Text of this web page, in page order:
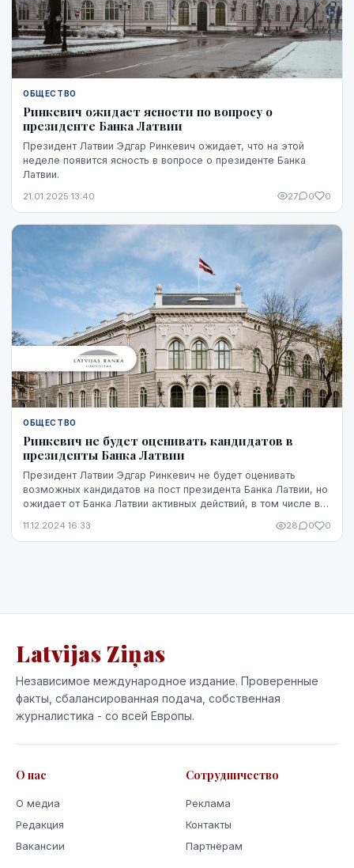
ОБЩЕСТВО
Ринкевич ожидает ясности по вопросу о
президенте Банка Латвии
Президент Латвии Эдгар Ринкевич ожидает, что на этой
неделе появится ясность в вопросе о президенте Банка
Латвии.
21.01.2025 13:40 27 0 0
ОБЩЕСТВО
Ринкевич не будет оценивать кандидатов в
президенты Банка Латвии
Президент Латвии Эдгар Ринкевич не будет оценивать
возможных кандидатов на пост президента Банка Латвии, но
ожидает от Банка Латвии активных действий, в том числе в
11.12.2024 16:33 28 0 0
Latvijas Ziņas
Независимое международное издание. Проверенные
факты, сбалансированная подача, собственная
журналистика - со всей Европы.
О нас
О медиа
Редакция
Вакансии
Сотрудничество
Реклама
Контакты
Партнёрам